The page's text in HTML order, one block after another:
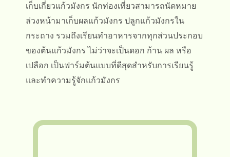
เก็บเกี่ยวแก้วมังกร นักท่องเที่ยวสามารถนัดหมาย
ล่วงหน้ามาเก็บผลแก้วมังกร ปลูกแก้วมังกรใน
กระถาง รวมถึงเรียนทำอาหารจากทุกส่วนประกอบ
ของต้นแก้วมังกร ไม่ว่าจะเป็นดอก ก้าน ผล หรือ
เปลือก เป็นฟาร์มต้นแบบที่ดีสุดสำหรับการเรียนรู้
และทำความรู้จักแก้วมังกร